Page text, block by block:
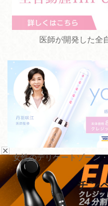
✕
医師が開発した全
女性のデリケートゾーン
チン